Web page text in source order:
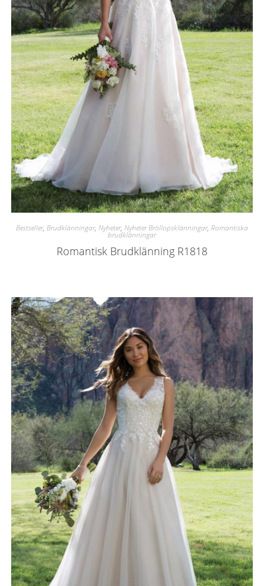
Bestseller, Brudklänningar, Nyheter, Nyheter Bröllopsklänningar, Romantiska
brudklänningar
Romantisk Brudklänning R1818